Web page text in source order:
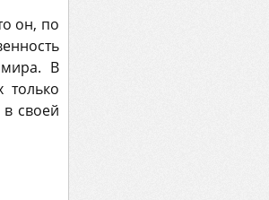
он, по
В
своей